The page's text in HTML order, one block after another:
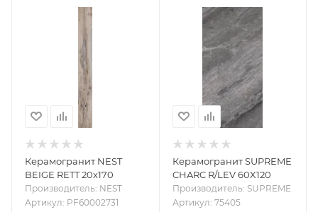
Керамогранит NEST
BEIGE RETT 20x170
Производитель: NEST
Артикул: PF60002731
Керамогранит SUPREME
CHARC R/LEV 60X120
Производитель: SUPREME
Артикул: 75405